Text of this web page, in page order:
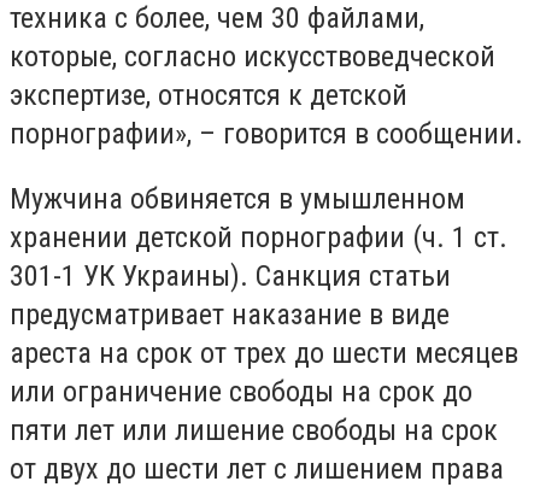
техника с более, чем 30 файлами,
которые, согласно искусствоведческой
экспертизе, относятся к детской
порнографии», – говорится в сообщении.
Мужчина обвиняется в умышленном
хранении детской порнографии (ч. 1 ст.
301-1 УК Украины). Санкция статьи
предусматривает наказание в виде
ареста на срок от трех до шести месяцев
или ограничение свободы на срок до
пяти лет или лишение свободы на срок
от двух до шести лет с лишением права